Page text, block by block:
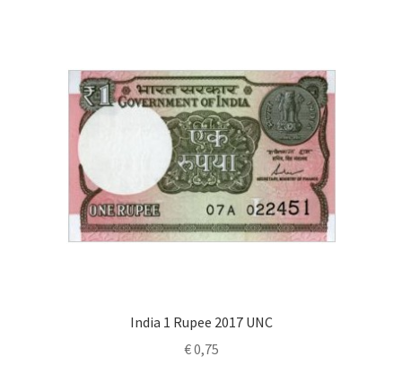
India 1 Rupee 2017 UNC
€0,75